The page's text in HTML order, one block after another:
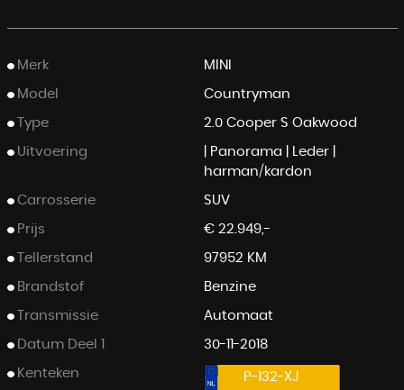
Merk MINI
Model Countryman
Type 2.0 Cooper S Oakwood
Uitvoering
| Panorama | Leder |
harman/kardon
Carrosserie SUV
Prijs € 22.949,-
Tellerstand 97952 KM
Brandstof Benzine
Transmissie Automaat
Datum Deel 1 30-11-2018
Kenteken P-132-XJ